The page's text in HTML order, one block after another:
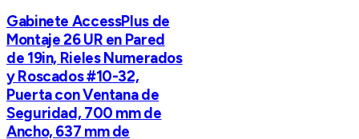
Gabinete AccessPlus de
Montaje 26 UR en Pared
de 19in, Rieles Numerados
y Roscados #10-32,
Puerta con Ventana de
Seguridad, 700 mm de
Ancho, 637 mm de